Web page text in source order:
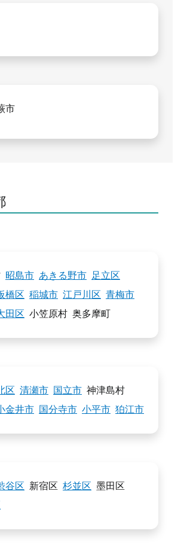
市
昭島市 あきる野市 足立区
橋区 稲城市 江戸川区 青梅市
田区 小笠原村 奥多摩町
区 清瀬市 国立市 神津島村
金井市 国分寺市 小平市 狛江市
谷区 新宿区 杉並区 墨田区